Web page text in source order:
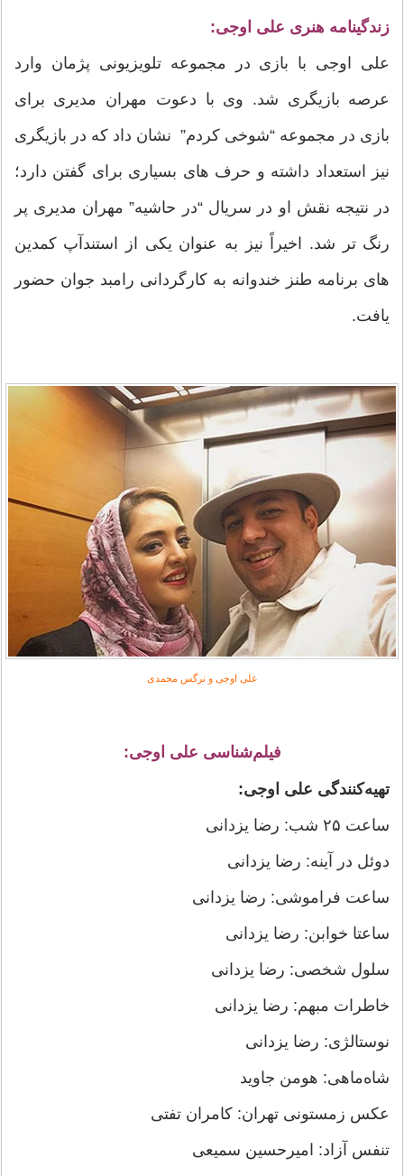
زندگینامه هنری علی اوجی:
علی اوجی با بازی در مجموعه تلویزیونی پژمان وارد
عرصه بازیگری شد. وی با دعوت مهران مدیری برای
بازی در مجموعه “شوخی کردم” نشان داد که در بازیگری
نیز استعداد داشته و حرف های بسیاری برای گفتن دارد؛
در نتیجه نقش او در سریال “در حاشیه” مهران مدیری پر
رنگ تر شد. اخیراً نیز به عنوان یکی از استندآپ کمدین
های برنامه طنز خندوانه به کارگردانی رامبد جوان حضور
یافت.
علی اوجی و نرگس محمدی
فیلم‌شناسی علی اوجی:
تهیه‌کنندگی علی اوجی:
ساعت ۲۵ شب: رضا یزدانی
دوئل در آینه: رضا یزدانی
ساعت فراموشی: رضا یزدانی
ساعتا خوابن: رضا یزدانی
سلول شخصی: رضا یزدانی
خاطرات مبهم: رضا یزدانی
نوستالژی: رضا یزدانی
شاه‌ماهی: هومن جاوید
عکس زمستونی تهران: کامران تفتی
تنفس آزاد: امیرحسین سمیعی